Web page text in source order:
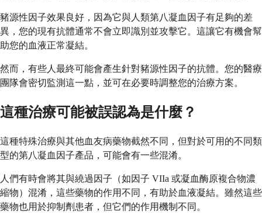
豬源性因子效果良好，因為它與人類第八凝血因子有足夠的差
異，您的現有抗體通常不會立即識別並攻擊它。這讓它有機會幫
助您的血液正常凝結。
然而，有些人最終可能會產生針對豬源性因子的抗體。您的醫療
團隊會密切監測這一點，並可在必要時調整您的治療方案。
這種治療可能被誤認為是什麼？
這種特殊治療與其他血友病藥物截然不同，但對於可用的不同類
型的第八凝血因子產品，可能會有一些混淆。
人們有時會將其與繞過因子（如因子 VIIa 或凝血酶原複合物濃
縮物）混淆，這些藥物的作用不同，有助於血液凝結。雖然這些
藥物也用於抑制劑患者，但它們的作用機制不同。